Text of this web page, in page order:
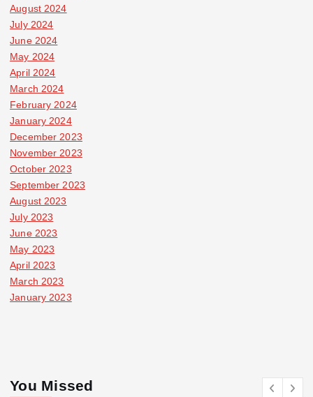
August 2024
July 2024
June 2024
May 2024
April 2024
March 2024
February 2024
January 2024
December 2023
November 2023
October 2023
September 2023
August 2023
July 2023
June 2023
May 2023
April 2023
March 2023
January 2023
You Missed